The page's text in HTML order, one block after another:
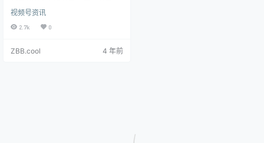
频号认证的2个方法 ·个人认证 兴趣/
职业，需粉丝超过1000人 ·企业认
致 个人认证包含兴趣认证和职业认
视频号资讯
2.7k 0
ZBB.cool 4 年前